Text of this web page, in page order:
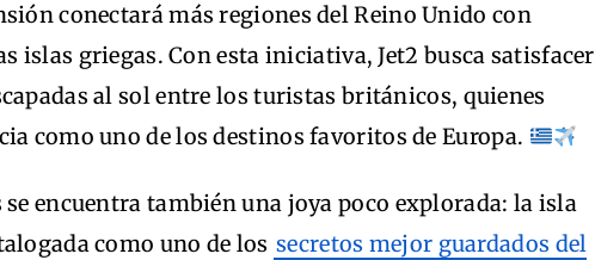
conectará más regiones del Reino Unido con
islas griegas. Con esta iniciativa, Jet2 busca satisfacer
al sol entre los turistas británicos, quienes
como uno de los destinos favoritos de Europa.
encuentra también una joya poco explorada: la isla
como uno de los secretos mejor guardados del